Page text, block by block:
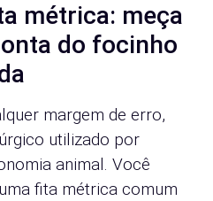
métrica: meça
do focinho
margem de erro,
utilizado por
animal. Você
fita métrica comum